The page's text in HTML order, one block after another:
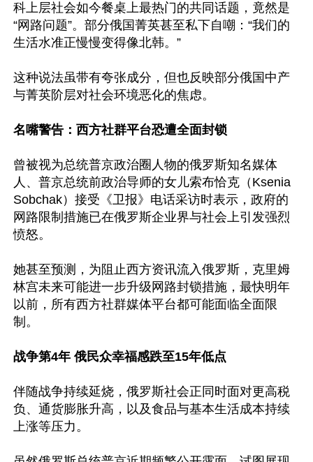
科上层社会如今餐桌上最热门的共同话题，竟然是
“网路问题”。部分俄国菁英甚至私下自嘲：“我们的
生活水准正慢慢变得像北韩。”
这种说法虽带有夸张成分，但也反映部分俄国中产
与菁英阶层对社会环境恶化的焦虑。
名嘴警告：西方社群平台恐遭全面封锁
曾被视为总统普京政治圈人物的俄罗斯知名媒体
人、普京总统前政治导师的女儿索布恰克（Ksenia
Sobchak）接受《卫报》电话采访时表示，政府的
网路限制措施已在俄罗斯企业界与社会上引发强烈
愤怒。
她甚至预测，为阻止西方资讯流入俄罗斯，克里姆
林宫未来可能进一步升级网路封锁措施，最快明年
以前，所有西方社群媒体平台都可能面临全面限
制。
战争第4年 俄民众幸福感跌至15年低点
伴随战争持续延烧，俄罗斯社会正同时面对更高税
负、通货膨胀升高，以及食品与基本生活成本持续
上涨等压力。